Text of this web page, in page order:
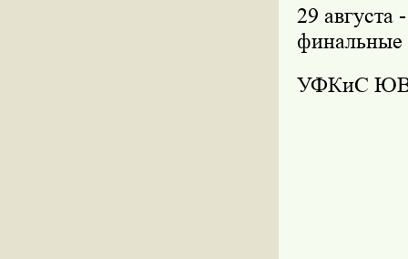
29 августа
финальные
УФКиС